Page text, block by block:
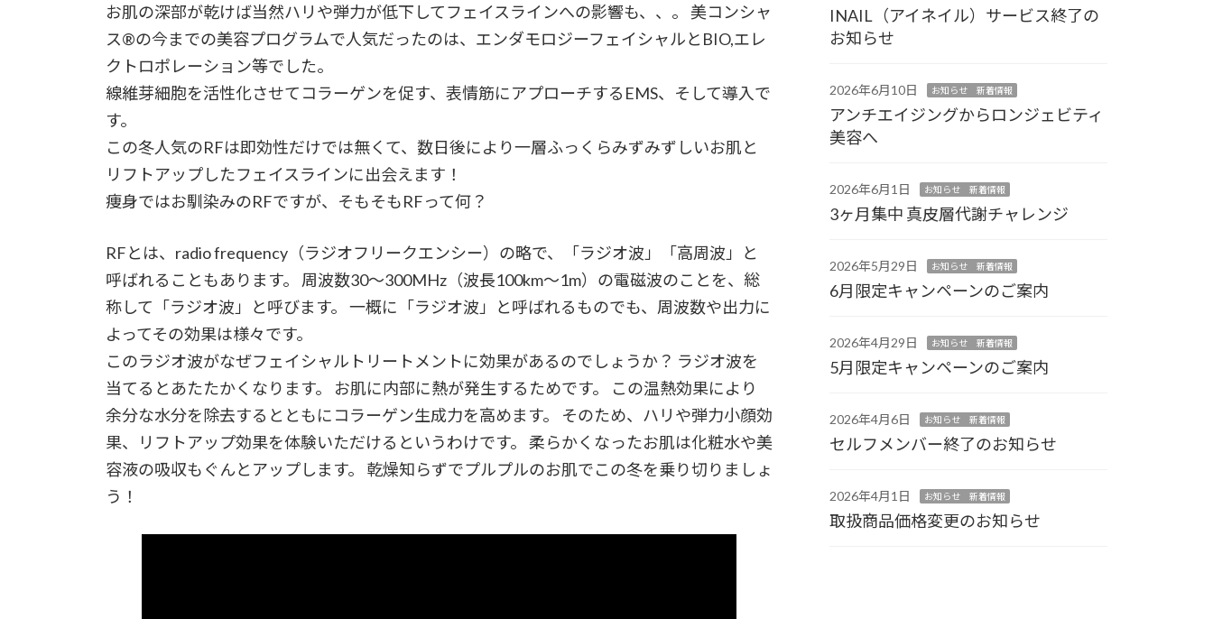
お肌の深部が乾けば当然ハリや弾力が低下してフェイスラインへの影響も、、。 美コンシャ
ス®️の今までの美容プログラムで人気だったのは、エンダモロジーフェイシャルとBIO,エレ
クトロポレーション等でした。
線維芽細胞を活性化させてコラーゲンを促す、表情筋にアプローチするEMS、そして導入で
す。
この冬人気のRFは即効性だけでは無くて、数日後により一層ふっくらみずみずしいお肌と
リフトアップしたフェイスラインに出会えます！
痩身ではお馴染みのRFですが、そもそもRFって何？
RFとは、radio frequency（ラジオフリークエンシー）の略で、「ラジオ波」「高周波」と
呼ばれることもあります。 周波数30～300MHz（波長100km～1m）の電磁波のことを、総
称して「ラジオ波」と呼びます。 一概に「ラジオ波」と呼ばれるものでも、周波数や出力に
よってその効果は様々です。
このラジオ波がなぜフェイシャルトリートメントに効果があるのでしょうか？ ラジオ波を
当てるとあたたかくなります。 お肌に内部に熱が発生するためです。 この温熱効果により
余分な水分を除去するとともにコラーゲン生成力を高めます。 そのため、ハリや弾力小顔効
果、リフトアップ効果を体験いただけるというわけです。 柔らかくなったお肌は化粧水や美
容液の吸収もぐんとアップします。 乾燥知らずでプルプルのお肌でこの冬を乗り切りましょ
う！
INAIL（アイネイル）サービス終了の
お知らせ
2026年6月10日 お知らせ 新着情報
アンチエイジングからロンジェビティ
美容へ
2026年6月1日 お知らせ 新着情報
3ヶ月集中 真皮層代謝チャレンジ
2026年5月29日 お知らせ 新着情報
6月限定キャンペーンのご案内
2026年4月29日 お知らせ 新着情報
5月限定キャンペーンのご案内
2026年4月6日 お知らせ 新着情報
セルフメンバー終了のお知らせ
2026年4月1日 お知らせ 新着情報
取扱商品価格変更のお知らせ